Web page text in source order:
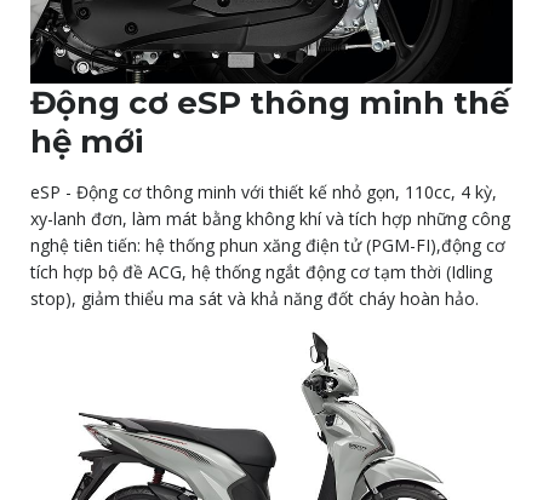
Động cơ eSP thông minh thế
hệ mới
eSP - Động cơ thông minh với thiết kế nhỏ gọn, 110cc, 4 kỳ,
xy-lanh đơn, làm mát bằng không khí và tích hợp những công
nghệ tiên tiến: hệ thống phun xăng điện tử (PGM-FI),động cơ
tích hợp bộ đề ACG, hệ thống ngắt động cơ tạm thời (Idling
stop), giảm thiểu ma sát và khả năng đốt cháy hoàn hảo.